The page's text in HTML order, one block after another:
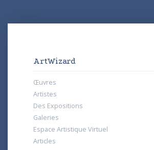
ArtWizard
Œuvres
Artistes
Des Expositions
Galeries
Espace Artistique Virtuel
Articles